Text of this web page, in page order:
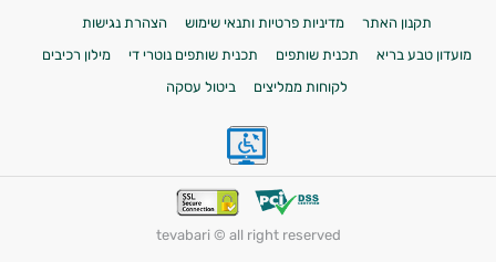
תקנון האתר
מדיניות פרטיות ותנאי שימוש
הצהרת נגישות
מועדון טבע בריא
תכנית שותפים תכנית שותפים נוטרי די
מילון רכיבים
לקוחות ממליצים
ביטול עסקה
tevabari © all right reserved